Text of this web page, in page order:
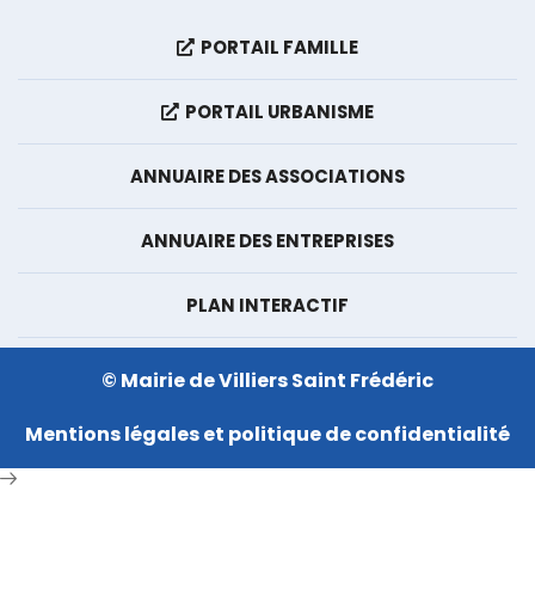
PORTAIL FAMILLE
PORTAIL URBANISME
ANNUAIRE DES ASSOCIATIONS
ANNUAIRE DES ENTREPRISES
PLAN INTERACTIF
© Mairie de Villiers Saint Frédéric
Mentions légales et politique de confidentialité